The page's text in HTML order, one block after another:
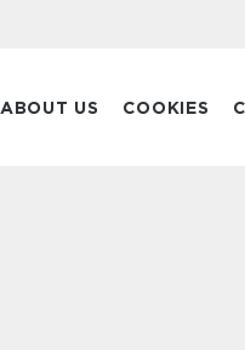
ABOUT US COOKIES